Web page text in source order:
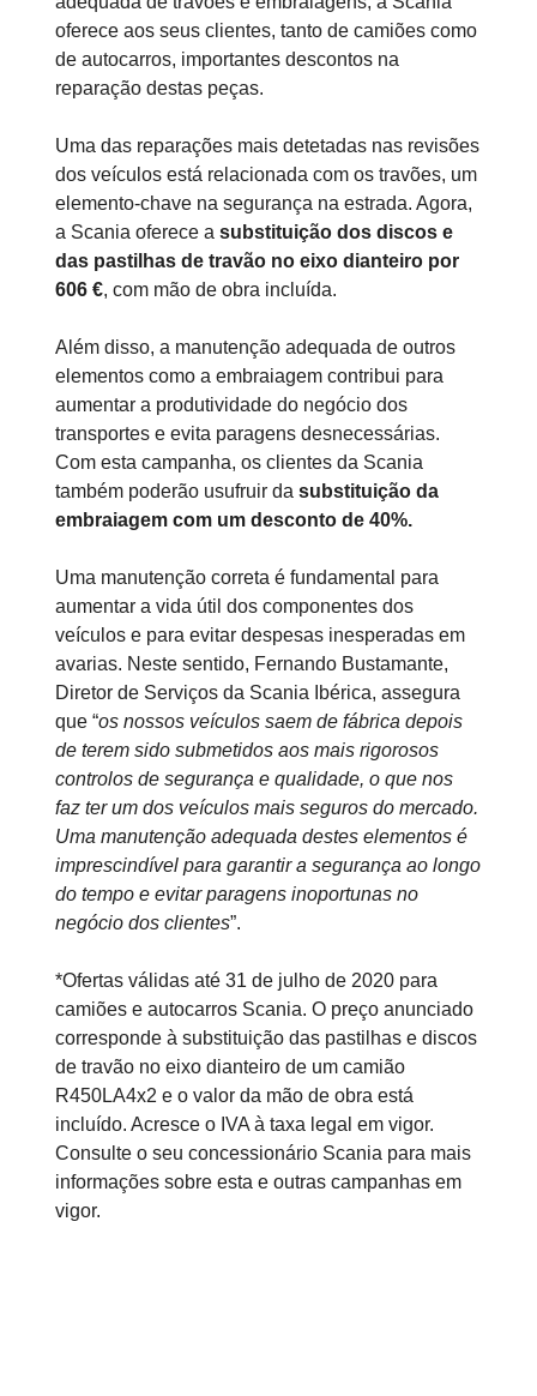
oferece aos seus clientes, tanto de camiões como
de autocarros, importantes descontos na
reparação destas peças.
Uma das reparações mais detetadas nas revisões
dos veículos está relacionada com os travões, um
elemento-chave na segurança na estrada. Agora,
a Scania oferece a substituição dos discos e
das pastilhas de travão no eixo dianteiro por
606 €, com mão de obra incluída.
Além disso, a manutenção adequada de outros
elementos como a embraiagem contribui para
aumentar a produtividade do negócio dos
transportes e evita paragens desnecessárias.
Com esta campanha, os clientes da Scania
também poderão usufruir da substituição da
embraiagem com um desconto de 40%.
Uma manutenção correta é fundamental para
aumentar a vida útil dos componentes dos
veículos e para evitar despesas inesperadas em
avarias. Neste sentido, Fernando Bustamante,
Diretor de Serviços da Scania Ibérica, assegura
que “os nossos veículos saem de fábrica depois
de terem sido submetidos aos mais rigorosos
controlos de segurança e qualidade, o que nos
faz ter um dos veículos mais seguros do mercado.
Uma manutenção adequada destes elementos é
imprescindível para garantir a segurança ao longo
do tempo e evitar paragens inoportunas no
negócio dos clientes”.
*Ofertas válidas até 31 de julho de 2020 para
camiões e autocarros Scania. O preço anunciado
corresponde à substituição das pastilhas e discos
de travão no eixo dianteiro de um camião
R450LA4x2 e o valor da mão de obra está
incluído. Acresce o IVA à taxa legal em vigor.
Consulte o seu concessionário Scania para mais
informações sobre esta e outras campanhas em
vigor.